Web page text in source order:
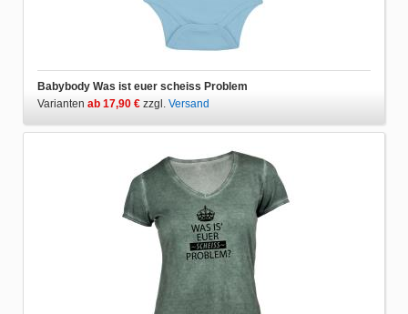
Babybody Was ist euer scheiss Problem
Varianten ab 17,90 € zzgl. Versand